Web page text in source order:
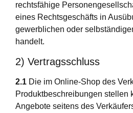
rechtsfähige
eines Rechtsgeschäfts in
gewerblichen oder
handelt.
2) Vertragsschluss
2.1 Die im Online-Shop des
Produktbeschreibungen stellen
Angebote seitens des